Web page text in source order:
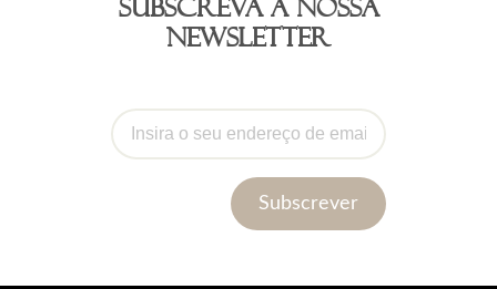
Subscreva a nossa
newsletter
Subscrever